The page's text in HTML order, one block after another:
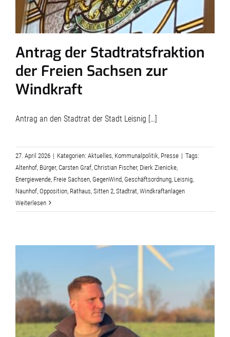
Antrag der Stadtratsfraktion
der Freien Sachsen zur
Windkraft
Antrag an den Stadtrat der Stadt Leisnig […]
27. April 2026 | Kategorien: Aktuelles, Kommunalpolitik, Presse | Tags:
Altenhof, Bürger, Carsten Graf, Christian Fischer, Dierk Zienicke,
Energiewende, Freie Sachsen, GegenWind, Geschäftsordnung, Leisnig,
Naunhof, Opposition, Rathaus, Sitten 2, Stadtrat, Windkraftanlagen
Weiterlesen